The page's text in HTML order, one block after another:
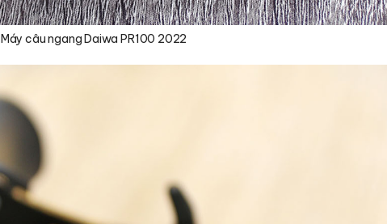
Máy câu ngang Daiwa PR100 2022